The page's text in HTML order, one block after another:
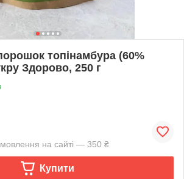
топінамбура (60%
Здорово, 250 г
на сайті — 350 ₴
Купити